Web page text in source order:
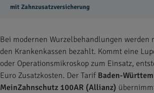
mit Zahnzusatzversicherung
Bei modernen Wurzelbehandlungen werden
den Krankenkassen bezahlt. Kommt eine
oder Operationsmikroskop zum Einsatz,
Euro Zusatzkosten. Der Tarif Baden-
MeinZahnschutz 100AR (Allianz)